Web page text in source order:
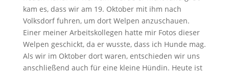
kam es, dass wir am 19. Oktober mit ihm nach
Volksdorf fuhren, um dort Welpen anzuschauen.
Einer meiner Arbeitskollegen hatte mir Fotos dieser
Welpen geschickt, da er wusste, dass ich Hunde mag.
Als wir im Oktober dort waren, entschieden wir uns
anschließend auch für eine kleine Hündin. Heute ist